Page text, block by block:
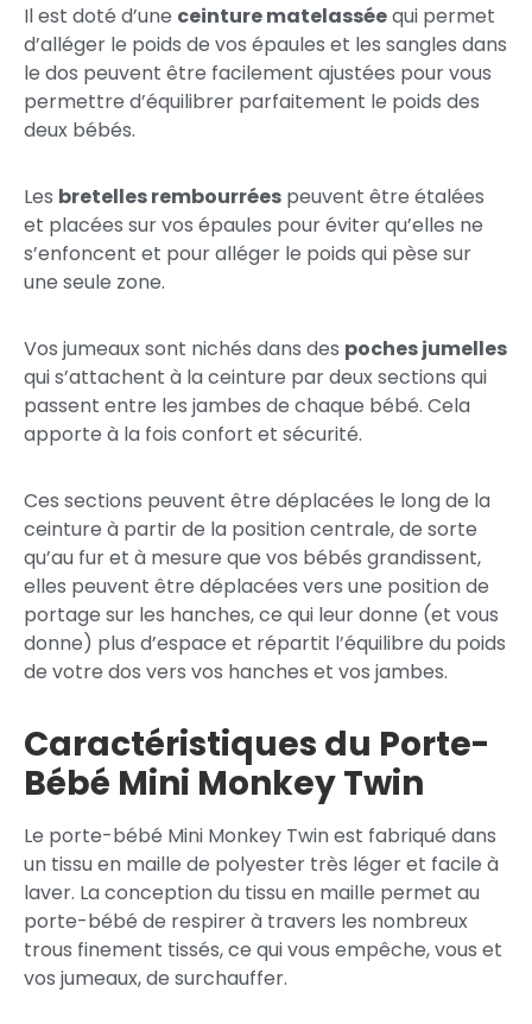
Il est doté d’une ceinture matelasséequi permet
d’alléger le poids de vos épaules et les sangles dans
le dos peuvent être facilement ajustées pour vous
permettre d’équilibrer parfaitement le poids des
deux bébés.
Les bretelles rembourrées peuvent être étalées
et placées sur vos épaules pour éviter qu’elles ne
s’enfoncent et pour alléger le poids qui pèse sur
une seule zone.
Vos jumeaux sont nichés dans des poches jumelles
qui s’attachent à la ceinture par deux sections qui
passent entre les jambes de chaque bébé. Cela
apporte à la fois confort et sécurité.
Ces sections peuvent être déplacées le long de la
ceinture à partir de la position centrale, de sorte
qu’au fur et à mesure que vos bébés grandissent,
elles peuvent être déplacées vers une position de
portage sur les hanches, ce qui leur donne (et vous
donne) plus d’espace et répartit l’équilibre du poids
de votre dos vers vos hanches et vos jambes.
Caractéristiques du Porte-
Bébé Mini Monkey Twin
Le porte-bébé Mini Monkey Twin est fabriqué dans
un tissu en maille de polyester très léger et facile à
laver. La conception du tissu en maille permet au
porte-bébé de respirer à travers les nombreux
trous finement tissés, ce qui vous empêche, vous et
vos jumeaux, de surchauffer.